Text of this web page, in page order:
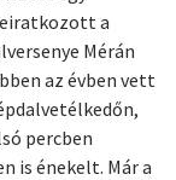
a
Mérán
az évben vett
percben
is énekelt. Már a